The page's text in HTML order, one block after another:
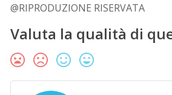
@RIPRODUZIONE RISERVATA
Valuta la qualità di